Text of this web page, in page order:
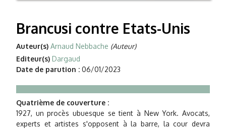
Brancusi contre Etats-Unis
Auteur(s) Arnaud Nebbache (Auteur)
Editeur(s) Dargaud
Date de parution : 06/01/2023
Quatrième de couverture :
1927, un procès ubuesque se tient à New York. Avocats,
experts et artistes s'opposent à la barre, la cour devra